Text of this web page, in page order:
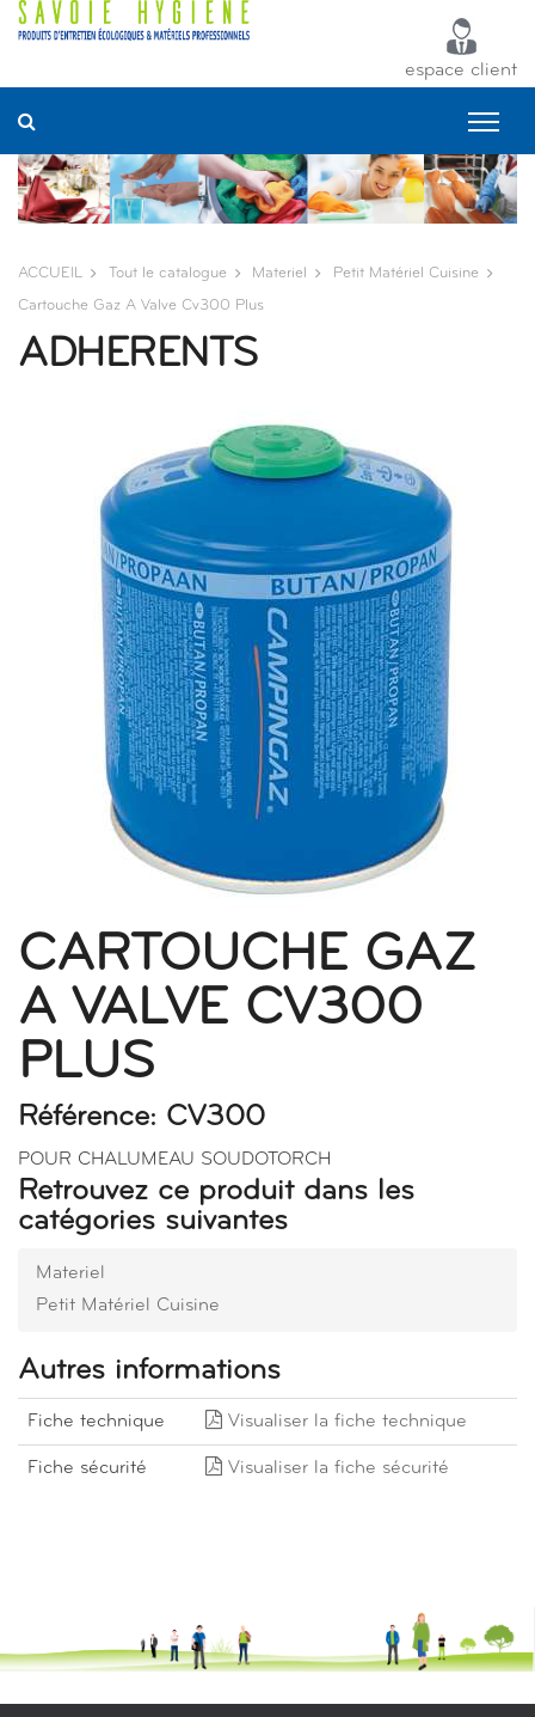
espace client
ACCUEIL Tout le catalogue Materiel Petit Matériel Cuisine
Cartouche Gaz A Valve Cv300 Plus
ADHERENTS
CARTOUCHE GAZ
A VALVE CV300
PLUS
Référence: CV300
POUR CHALUMEAU SOUDOTORCH
Retrouvez ce produit dans les
catégories suivantes
Materiel
Petit Matériel Cuisine
Autres informations
Fiche technique Visualiser la fiche technique
Fiche sécurité Visualiser la fiche sécurité
Panneau de gestion des cookies